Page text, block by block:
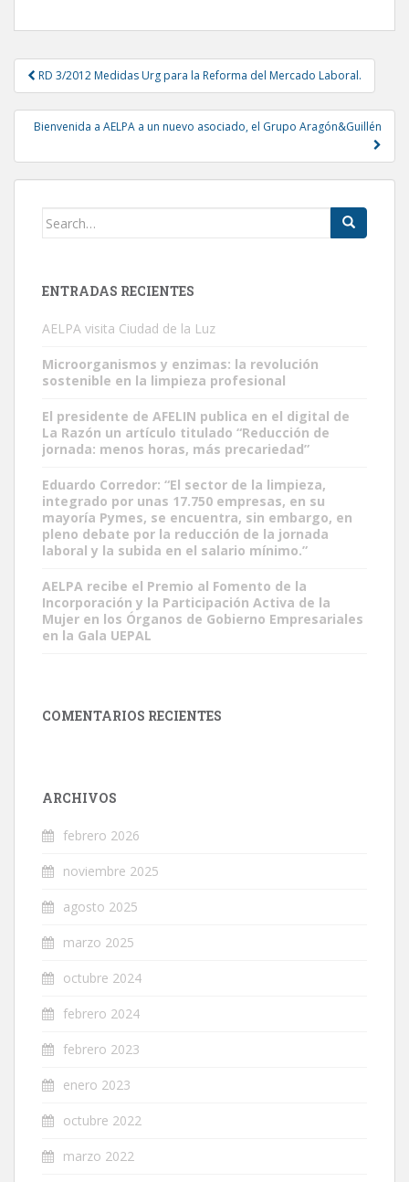
Post
navigation
RD 3/2012 Medidas Urg para la Reforma del Mercado Laboral.
Bienvenida a AELPA a un nuevo asociado, el Grupo Aragón&Guillén
Search
ENTRADAS RECIENTES
AELPA visita Ciudad de la Luz
Microorganismos y enzimas: la revolución
sostenible en la limpieza profesional
El presidente de AFELIN publica en el digital de
La Razón un artículo titulado “Reducción de
jornada: menos horas, más precariedad”
Eduardo Corredor: “El sector de la limpieza,
integrado por unas 17.750 empresas, en su
mayoría Pymes, se encuentra, sin embargo, en
pleno debate por la reducción de la jornada
laboral y la subida en el salario mínimo.”
AELPA recibe el Premio al Fomento de la
Incorporación y la Participación Activa de la
Mujer en los Órganos de Gobierno Empresariales
en la Gala UEPAL
COMENTARIOS RECIENTES
ARCHIVOS
febrero 2026
noviembre 2025
agosto 2025
marzo 2025
octubre 2024
febrero 2024
febrero 2023
enero 2023
octubre 2022
marzo 2022